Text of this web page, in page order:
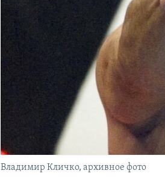
Владимир Кличко, архивное фото